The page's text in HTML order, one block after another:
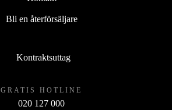
Bli en återförsäljare
Kontraktsuttag
GRATIS HOTLINE
020 127 000